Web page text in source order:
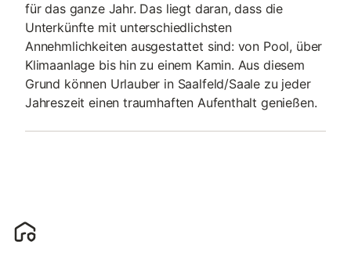
für das ganze Jahr. Das liegt daran, dass die
Unterkünfte mit unterschiedlichsten
Annehmlichkeiten ausgestattet sind: von Pool, über
Klimaanlage bis hin zu einem Kamin. Aus diesem
Grund können Urlauber in Saalfeld/Saale zu jeder
Jahreszeit einen traumhaften Aufenthalt genießen.